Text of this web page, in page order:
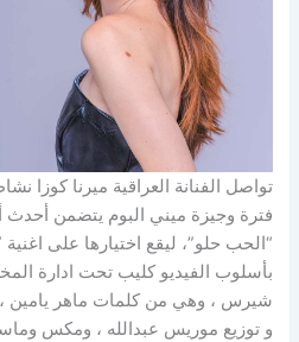
تواصل الفنانة العراقية ميرنا كوزا
فترة وجيزة ميني البوم يتضمن أحدث
“الحب حلو”، ليقع اختيارها على
بأسلوب الفيديو كليب تحت ادارة
شيرس ، وهي من كلمات ماهر
و توزيع موريس عبدالله ، ومكس